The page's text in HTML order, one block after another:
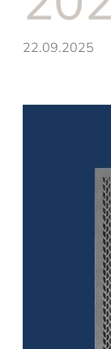
22.09.2025